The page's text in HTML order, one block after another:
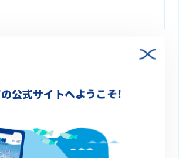
の公式サイトへようこそ!